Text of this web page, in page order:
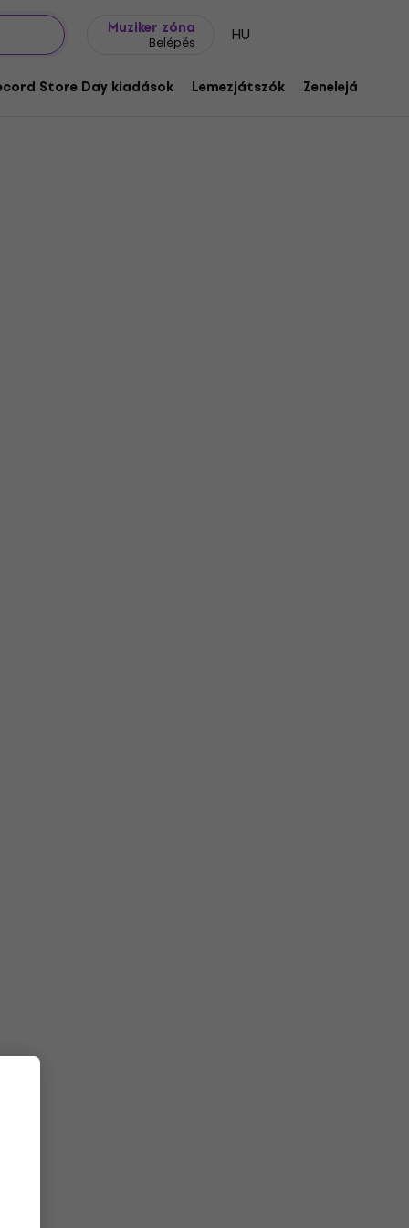
Muziker zóna
Belépés HU
Store Day kiadások Lemezjátszók Zenelejátszók